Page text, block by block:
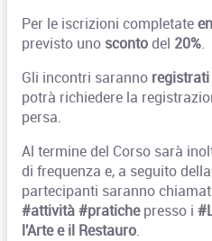
Per le iscrizioni completate
previsto uno scontodel 20%.
Gli incontri saranno registrati
potrà richiedere la
persa.
Al termine del Corso sarà
di frequenza e, a seguito
partecipanti saranno
#attività #pratichepresso i
l'Arte e il Restauro.